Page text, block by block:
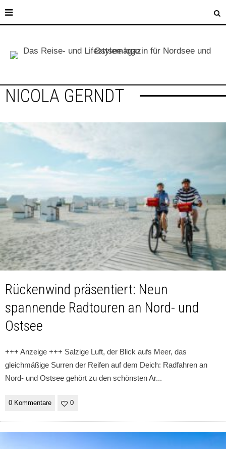
NICOLA GERNDT
Rückenwind präsentiert: Neun
spannende Radtouren an Nord- und
Ostsee
+++ Anzeige +++ Salzige Luft, der Blick aufs Meer, das
gleichmäßige Surren der Reifen auf dem Deich: Radfahren an
Nord- und Ostsee gehört zu den schönsten Ar...
0 Kommentare 0